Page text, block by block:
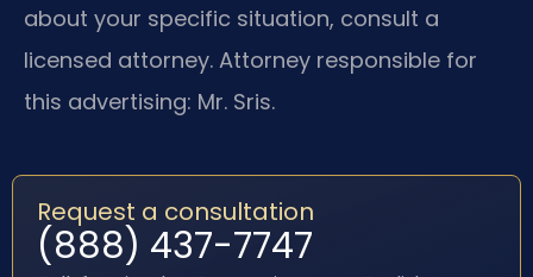
about your specific situation, consult a
licensed attorney. Attorney responsible for
this advertising: Mr. Sris.
Request a consultation
(888) 437-7747